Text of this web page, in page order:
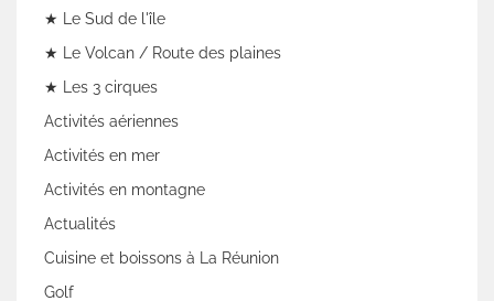
★ Le Sud de l'île
★ Le Volcan / Route des plaines
★ Les 3 cirques
Activités aériennes
Activités en mer
Activités en montagne
Actualités
Cuisine et boissons à La Réunion
Golf